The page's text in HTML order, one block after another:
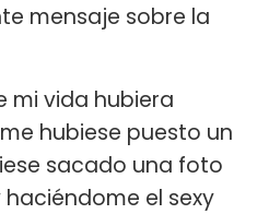
mensaje sobre la
mi vida hubiera
hubiese puesto un
sacado una foto
el sexy